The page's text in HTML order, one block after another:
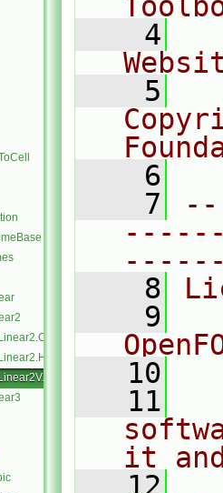
    4
    5
    6
    7
    8
    9
   10
   11
it
   12